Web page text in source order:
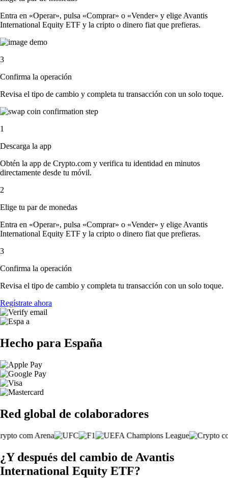
Entra en «Operar», pulsa «Comprar» o «Vender» y elige Avantis
International Equity ETF y la cripto o dinero fiat que prefieras.
3
Confirma la operación
Revisa el tipo de cambio y completa tu transacción con un solo toque.
1
Descarga la app
Obtén la app de Crypto.com y verifica tu identidad en minutos
directamente desde tu móvil.
2
Elige tu par de monedas
Entra en «Operar», pulsa «Comprar» o «Vender» y elige Avantis
International Equity ETF y la cripto o dinero fiat que prefieras.
3
Confirma la operación
Revisa el tipo de cambio y completa tu transacción con un solo toque.
Regístrate ahora
Hecho para España
Red global de colaboradores
¿Y después del cambio de Avantis
International Equity ETF?